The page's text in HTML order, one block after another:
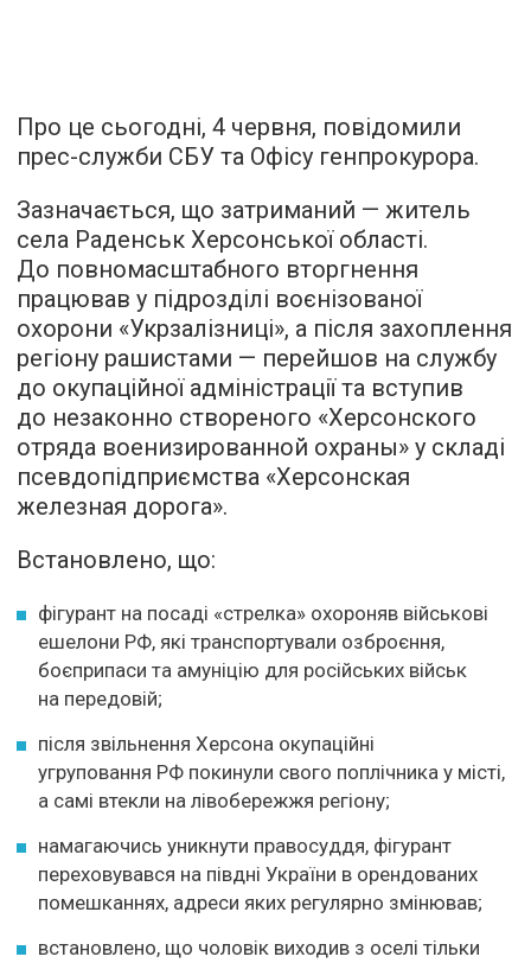
Про це сьогодні, 4 червня, повідомили
прес-служби СБУ та Офісу генпрокурора.
Зазначається, що затриманий — житель
села Раденськ Херсонської області.
До повномасштабного вторгнення
працював у підрозділі воєнізованої
охорони «Укрзалізниці», а після захоплення
регіону рашистами — перейшов на службу
до окупаційної адміністрації та вступив
до незаконно створеного «Херсонского
отряда военизированной охраны» у складі
псевдопідприємства «Херсонская
железная дорога».
Встановлено, що:
фігурант на посаді «стрелка» охороняв військові
ешелони РФ, які транспортували озброєння,
боєприпаси та амуніцію для російських військ
на передовій;
після звільнення Херсона окупаційні
угруповання РФ покинули свого поплічника у місті,
а самі втекли на лівобережжя регіону;
намагаючись уникнути правосуддя, фігурант
переховувався на півдні України в орендованих
помешканнях, адреси яких регулярно змінював;
встановлено, що чоловік виходив з оселі тільки